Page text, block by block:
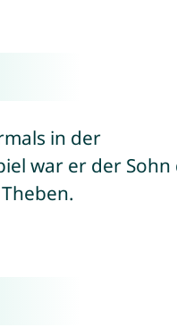
in der
war er der Sohn